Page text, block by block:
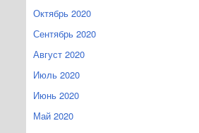
Октябрь 2020
Сентябрь 2020
Август 2020
Июль 2020
Июнь 2020
Май 2020